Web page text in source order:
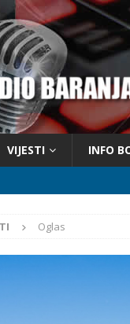
VIJESTI INFO
Oglas